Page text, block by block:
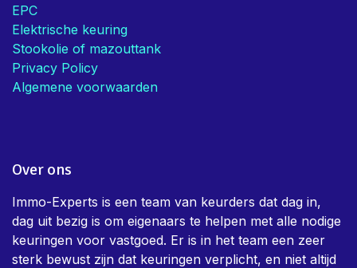
EPC
Elektrische keuring
Stookolie of mazouttank
Privacy Policy
Algemene voorwaarden
Over ons
Immo-Experts is een team van keurders dat dag in,
dag uit bezig is om eigenaars te helpen met alle nodige
keuringen voor vastgoed. Er is in het team een zeer
sterk bewust zijn dat keuringen verplicht, en niet altijd